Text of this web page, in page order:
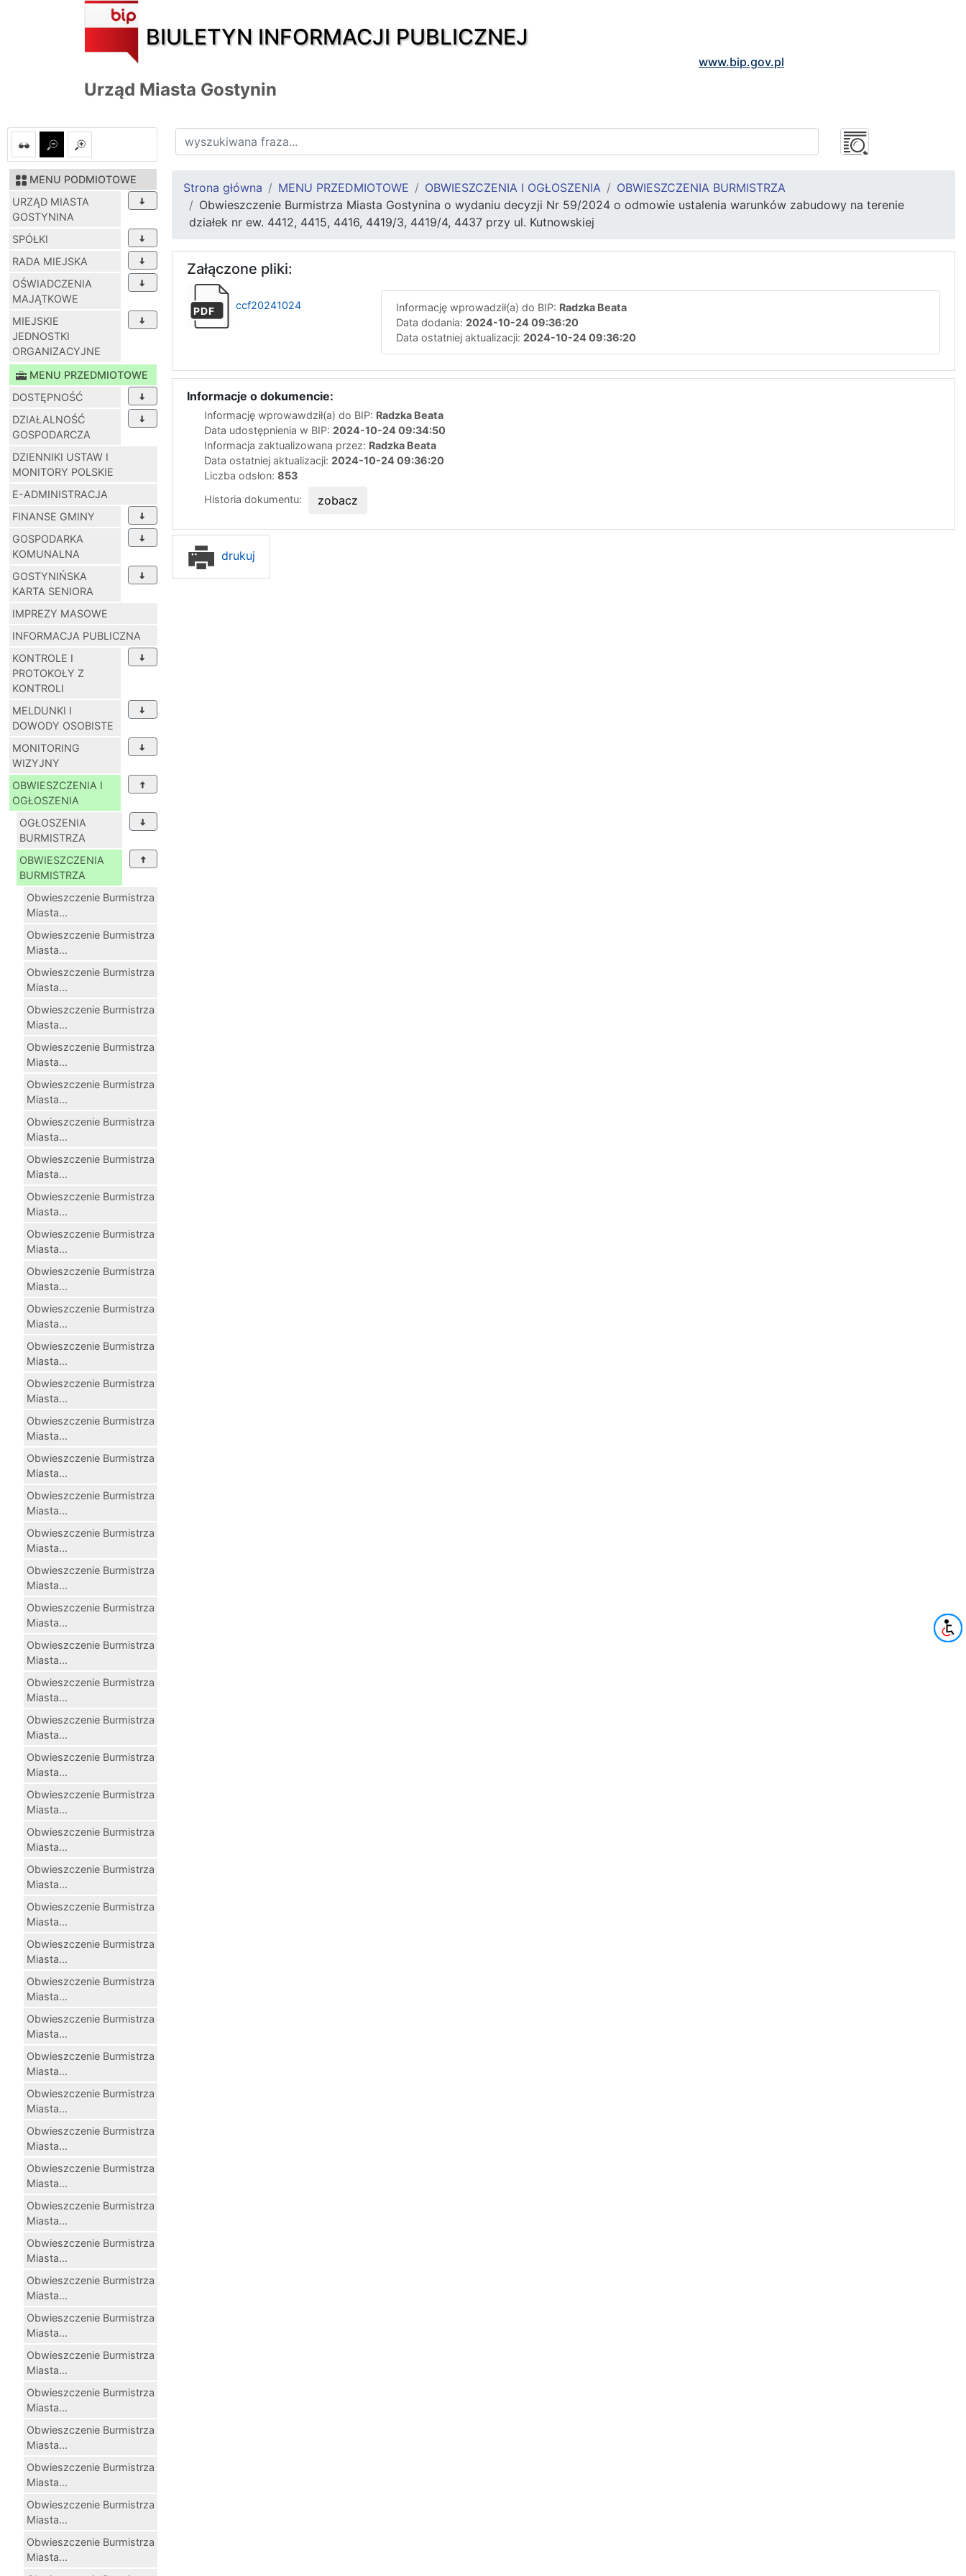
BIULETYN INFORMACJI PUBLICZNEJ
www.bip.gov.pl
Urząd Miasta Gostynin
MENU PODMIOTOWE
URZĄD MIASTA
GOSTYNINA
SPÓŁKI
RADA MIEJSKA
OŚWIADCZENIA
MAJĄTKOWE
MIEJSKIE
JEDNOSTKI
ORGANIZACYJNE
MENU PRZEDMIOTOWE
DOSTĘPNOŚĆ
DZIAŁALNOŚĆ
GOSPODARCZA
DZIENNIKI USTAW I
MONITORY POLSKIE
E-ADMINISTRACJA
FINANSE GMINY
GOSPODARKA
KOMUNALNA
GOSTYNIŃSKA
KARTA SENIORA
IMPREZY MASOWE
INFORMACJA PUBLICZNA
KONTROLE I
PROTOKOŁY Z
KONTROLI
MELDUNKI I
DOWODY OSOBISTE
MONITORING
WIZYJNY
OBWIESZCZENIA I
OGŁOSZENIA
OGŁOSZENIA
BURMISTRZA
OBWIESZCZENIA
BURMISTRZA
Obwieszczenie Burmistrza
Miasta...
Obwieszczenie Burmistrza
Miasta...
Obwieszczenie Burmistrza
Miasta...
Obwieszczenie Burmistrza
Miasta...
Obwieszczenie Burmistrza
Miasta...
Obwieszczenie Burmistrza
Miasta...
Obwieszczenie Burmistrza
Miasta...
Obwieszczenie Burmistrza
Miasta...
Obwieszczenie Burmistrza
Miasta...
Obwieszczenie Burmistrza
Miasta...
Obwieszczenie Burmistrza
Miasta...
Obwieszczenie Burmistrza
Miasta...
Obwieszczenie Burmistrza
Miasta...
Obwieszczenie Burmistrza
Miasta...
Obwieszczenie Burmistrza
Miasta...
Obwieszczenie Burmistrza
Miasta...
Obwieszczenie Burmistrza
Miasta...
Obwieszczenie Burmistrza
Miasta...
Obwieszczenie Burmistrza
Miasta...
Obwieszczenie Burmistrza
Miasta...
Obwieszczenie Burmistrza
Miasta...
Obwieszczenie Burmistrza
Miasta...
Obwieszczenie Burmistrza
Miasta...
Obwieszczenie Burmistrza
Miasta...
Obwieszczenie Burmistrza
Miasta...
Obwieszczenie Burmistrza
Miasta...
Obwieszczenie Burmistrza
Miasta...
Obwieszczenie Burmistrza
Miasta...
Obwieszczenie Burmistrza
Miasta...
Obwieszczenie Burmistrza
Miasta...
Obwieszczenie Burmistrza
Miasta...
Obwieszczenie Burmistrza
Miasta...
Obwieszczenie Burmistrza
Miasta...
Obwieszczenie Burmistrza
Miasta...
Obwieszczenie Burmistrza
Miasta...
Obwieszczenie Burmistrza
Miasta...
Obwieszczenie Burmistrza
Miasta...
Obwieszczenie Burmistrza
Miasta...
Obwieszczenie Burmistrza
Miasta...
Obwieszczenie Burmistrza
Miasta...
Obwieszczenie Burmistrza
Miasta...
Obwieszczenie Burmistrza
Miasta...
Obwieszczenie Burmistrza
Miasta...
Obwieszczenie Burmistrza
Miasta...
Obwieszczenie Burmistrza
Miasta...
Strona główna MENU PRZEDMIOTOWE OBWIESZCZENIA I OGŁOSZENIA
OBWIESZCZENIA BURMISTRZA
Obwieszczenie Burmistrza Miasta Gostynina o wydaniu decyzji Nr 59/2024 o odmowie ustalenia warunków zabudowy na terenie
działek nr ew. 4412, 4415, 4416, 4419/3, 4419/4, 4437 przy ul. Kutnowskiej
Załączone pliki:
PDF
ccf20241024 Informację wprowadził(a) do BIP: Radzka Beata
Data dodania: 2024-10-24 09:36:20
Data ostatniej aktualizacji: 2024-10-24 09:36:20
Informacje o dokumencie:
Informację wprowawdził(a) do BIP: Radzka Beata
Data udostępnienia w BIP: 2024-10-24 09:34:50
Informacja zaktualizowana przez: Radzka Beata
Data ostatniej aktualizacji: 2024-10-24 09:36:20
Liczba odsłon: 853
Historia dokumentu:
zobacz
drukuj